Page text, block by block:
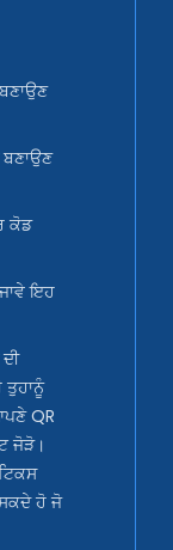
ਕੋਡ
ਇਹ
ਤੁਹਾਨੂੰ
QR
ਜੋੜੋ।
ਹੋ ਜੋ